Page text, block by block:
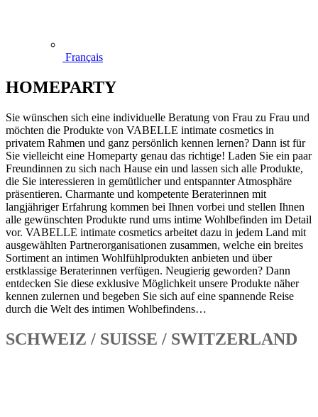
Français
HOMEPARTY
Sie wünschen sich eine individuelle Beratung von Frau zu Frau und
möchten die Produkte von VABELLE intimate cosmetics in
privatem Rahmen und ganz persönlich kennen lernen? Dann ist für
Sie vielleicht eine Homeparty genau das richtige! Laden Sie ein paar
Freundinnen zu sich nach Hause ein und lassen sich alle Produkte,
die Sie interessieren in gemütlicher und entspannter Atmosphäre
präsentieren. Charmante und kompetente Beraterinnen mit
langjähriger Erfahrung kommen bei Ihnen vorbei und stellen Ihnen
alle gewünschten Produkte rund ums intime Wohlbefinden im Detail
vor. VABELLE intimate cosmetics arbeitet dazu in jedem Land mit
ausgewählten Partnerorganisationen zusammen, welche ein breites
Sortiment an intimen Wohlfühlprodukten anbieten und über
erstklassige Beraterinnen verfügen. Neugierig geworden? Dann
entdecken Sie diese exklusive Möglichkeit unsere Produkte näher
kennen zulernen und begeben Sie sich auf eine spannende Reise
durch die Welt des intimen Wohlbefindens…
SCHWEIZ / SUISSE / SWITZERLAND